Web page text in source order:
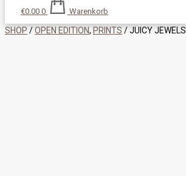
€0.00 0 Warenkorb
SHOP /OPEN EDITION, PRINTS / JUICY JEWELS